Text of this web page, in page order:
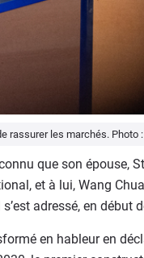
rassurer les marchés. Photo :
que son épouse,
et à lui, Wang
s’est adressé, en
en hableur en